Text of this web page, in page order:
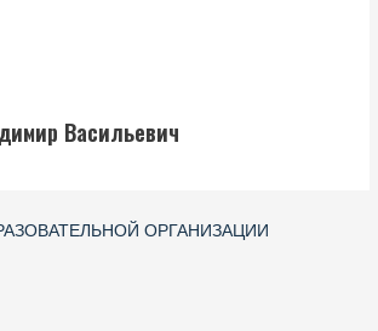
ОРГАНИЗАЦИИ
Васильевич